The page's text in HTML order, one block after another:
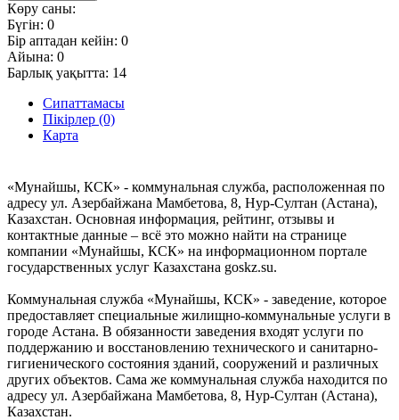
Көру саны:
Бүгін: 0
Бір аптадан кейін: 0
Айына: 0
Барлық уақытта: 14
Сипаттамасы
Пікірлер (0)
Карта
«Мунайшы, КСК» - коммунальная служба, расположенная по
адресу ул. Азербайжана Мамбетова, 8, Нур-Султан (Астана),
Казахстан. Основная информация, рейтинг, отзывы и
контактные данные – всё это можно найти на странице
компании «Мунайшы, КСК» на информационном портале
государственных услуг Казахстана goskz.su.
Коммунальная служба «Мунайшы, КСК» - заведение, которое
предоставляет специальные жилищно-коммунальные услуги в
городе Астана. В обязанности заведения входят услуги по
поддержанию и восстановлению технического и санитарно-
гигиенического состояния зданий, сооружений и различных
других объектов. Сама же коммунальная служба находится по
адресу ул. Азербайжана Мамбетова, 8, Нур-Султан (Астана),
Казахстан.